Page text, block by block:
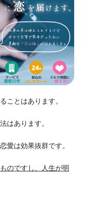
ことはあります。
はあります。
愛は効果抜群です。
のですし、人生が明